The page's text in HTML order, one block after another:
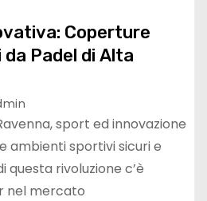
Coperture
da Padel di Alta
sport ed innovazione
ambienti sportivi sicuri e
questa rivoluzione c’è
nel mercato